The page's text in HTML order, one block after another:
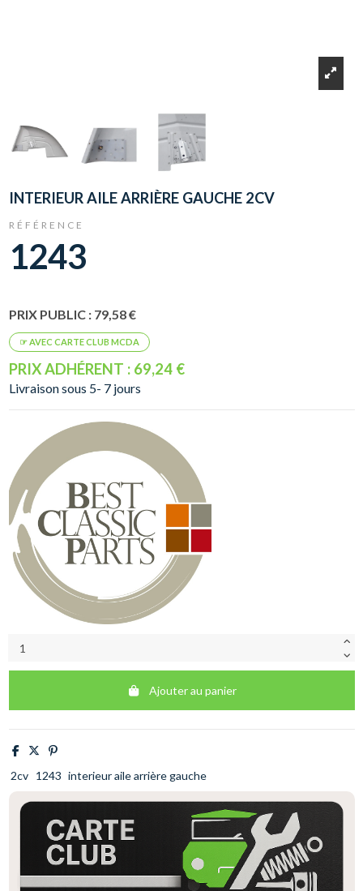
INTERIEUR AILE ARRIÈRE GAUCHE 2CV
RÉFÉRENCE
1243
PRIX PUBLIC : 79,58 €
PRIX ADHÉRENT : 69,24 €
Livraison sous 5- 7 jours
Ajouter au panier
2cv 1243 interieur aile arrière gauche